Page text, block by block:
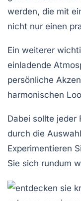
werden, die mit
nicht nur einen
Ein weiterer
einladende
persönliche
harmonischen
Dabei sollte jeder
durch die
Experimentieren
Sie sich rundum